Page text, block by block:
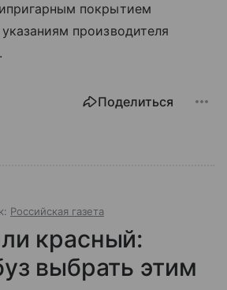
покрытием
производителя
Поделиться
Российская газета
красный:
выбрать этим